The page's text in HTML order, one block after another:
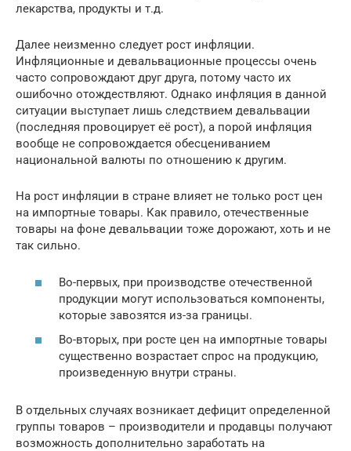
лекарства, продукты и т.д.
Далее неизменно следует рост инфляции.
Инфляционные и девальвационные процессы очень
часто сопровождают друг друга, потому часто их
ошибочно отождествляют. Однако инфляция в данной
ситуации выступает лишь следствием девальвации
(последняя провоцирует её рост), а порой инфляция
вообще не сопровождается обесцениванием
национальной валюты по отношению к другим.
На рост инфляции в стране влияет не только рост цен
на импортные товары. Как правило, отечественные
товары на фоне девальвации тоже дорожают, хоть и не
так сильно.
Во-первых, при производстве отечественной
продукции могут использоваться компоненты,
которые завозятся из-за границы.
Во-вторых, при росте цен на импортные товары
существенно возрастает спрос на продукцию,
произведенную внутри страны.
В отдельных случаях возникает дефицит определенной
группы товаров – производители и продавцы получают
возможность дополнительно заработать на